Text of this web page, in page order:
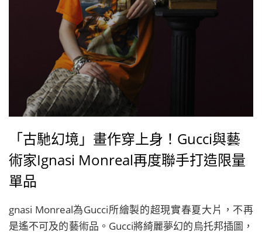
「古馳幻境」畫作穿上身！Gucci與藝
術家Ignasi Monreal再度聯手打造限量
單品
gnasi Monreal為Gucci所繪製的超現實春夏大片，不再
是遙不可及的藝術品。Gucci將綺麗夢幻的烏托邦插圖，